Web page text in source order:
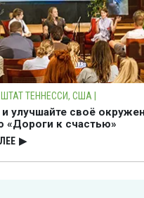
ТЕННЕССИ, США |
и улучшайте своё
к счастью»
▶